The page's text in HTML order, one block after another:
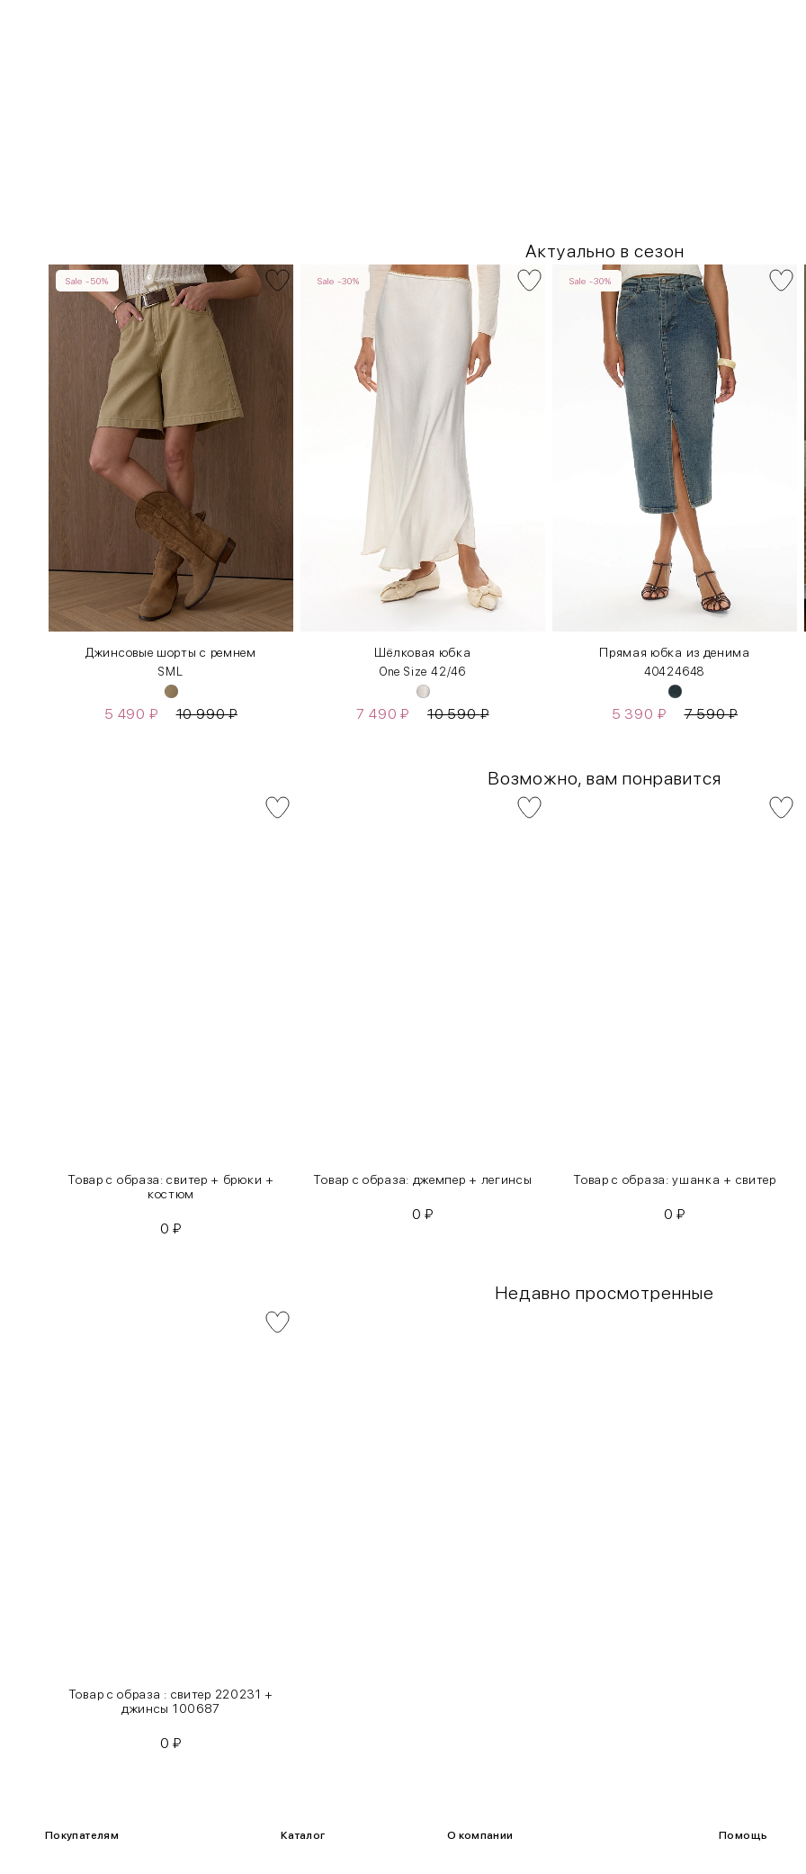
Актуально в сезон
Sale -50%
Джинсовые шорты с ремнем
S M L
5 490 ₽ 10 990₽
Sale -30%
Шёлковая юбка
One Size 42/46
7 490₽ 10 590₽
Sale -30%
Прямая юбка из денима
40424648
5 390 ₽ 7 590₽
Возможно, вам понравится
Товар с образа: свитер + брюки +
костюм
0₽
Товар с образа: джемпер + легинсы
0₽
Товар с образа: ушанка + свитер
0₽
Недавно просмотренные
Товар с образа : свитер 220231 +
джинсы 100687
0₽
Как правильно себя обмерить
Покупателям Каталог О компании Помощь